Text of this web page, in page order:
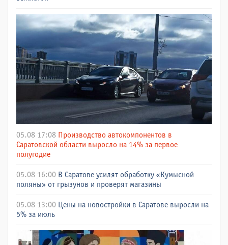
05.08 17:08 Производство автокомпонентов в
Саратовской области выросло на 14% за первое
полугодие
05.08 16:00 В Саратове усилят обработку «Кумысной
поляны» от грызунов и проверят магазины
05.08 13:00 Цены на новостройки в Саратове выросли на
5% за июль